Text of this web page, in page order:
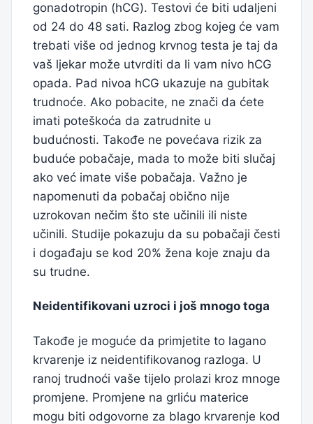
gonadotropin (hCG). Testovi će biti udaljeni
od 24 do 48 sati. Razlog zbog kojeg će vam
trebati više od jednog krvnog testa je taj da
vaš ljekar može utvrditi da li vam nivo hCG
opada. Pad nivoa hCG ukazuje na gubitak
trudnoće. Ako pobacite, ne znači da ćete
imati poteškoća da zatrudnite u
budućnosti. Takođe ne povećava rizik za
buduće pobačaje, mada to može biti slučaj
ako već imate više pobačaja. Važno je
napomenuti da pobačaj obično nije
uzrokovan nečim što ste učinili ili niste
učinili. Studije pokazuju da su pobačaji česti
i događaju se kod 20% žena koje znaju da
su trudne.
Neidentifikovani uzroci i još mnogo toga
Takođe je moguće da primjetite to lagano
krvarenje iz neidentifikovanog razloga. U
ranoj trudnoći vaše tijelo prolazi kroz mnoge
promjene. Promjene na grliću materice
mogu biti odgovorne za blago krvarenje kod